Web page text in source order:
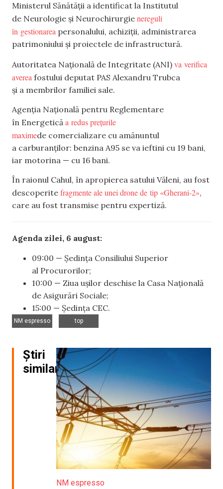
Ministerul Sănătății a identificat la Institutul
de Neurologie și Neurochirurgie nereguli
în gestionarea personalului, achiziții, administrarea
patrimoniului și proiectele de infrastructură.
Autoritatea Națională de Integritate (ANI) va verifica
averea fostului deputat PAS Alexandru Trubca
și a membrilor familiei sale.
Agenția Națională pentru Reglementare
în Energetică a redus prețurile
maximede comercializare cu amănuntul
a carburanților: benzina A95 se va ieftini cu 19 bani,
iar motorina — cu 16 bani.
În raionul Cahul, în apropierea satului Văleni, au fost
descoperite fragmente ale unei drone de tip «Gherani-2»,
care au fost transmise pentru expertiză.
Agenda zilei, 6 august:
09:00 — Ședința Consiliului Superior
al Procurorilor;
10:00 — Ziua ușilor deschise la Casa Națională
de Asigurări Sociale;
15:00 — Ședința CEC.
NM espresso
top
Știri
similare
NM espresso